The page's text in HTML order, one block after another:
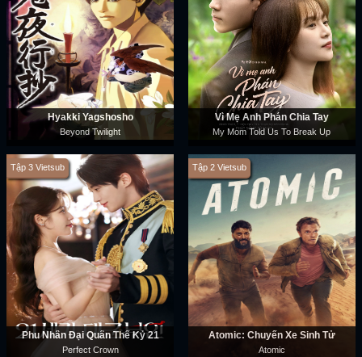
Hyakki Yagshosho
Beyond Twilight
Vì Mẹ Anh Phán Chia Tay
My Mom Told Us To Break Up
Tập 3 Vietsub
Phu Nhân Đại Quân Thế Kỷ 21
Perfect Crown
Tập 2 Vietsub
Atomic: Chuyến Xe Sinh Tử
Atomic